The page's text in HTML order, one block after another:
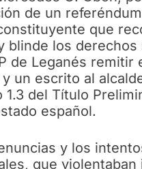
de un
que
blinde los
de Leganés remitir
un escrito al
1.3 del Título
español.
y los
que